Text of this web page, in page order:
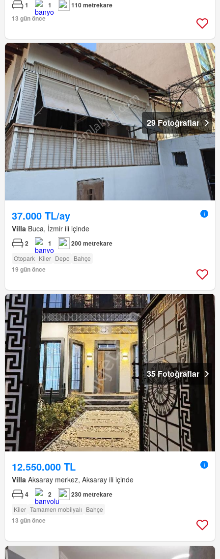
1 1
110 metrekare
13 gün önce
29 Fotoğraflar
37.000 TL/ay
Villa Buca, İzmir ili içinde
2 1 200 metrekare
Otopark Kiler Depo Bahçe
19 gün önce
35 Fotoğraflar
12.550.000 TL
Villa Aksaray merkez, Aksaray ili içinde
4 2 230 metrekare
Kiler Tamamen mobilyalı Bahçe
13 gün önce